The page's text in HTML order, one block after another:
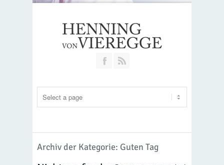
Join our Facebook Group
Archiv der Kategorie: Guten Tag